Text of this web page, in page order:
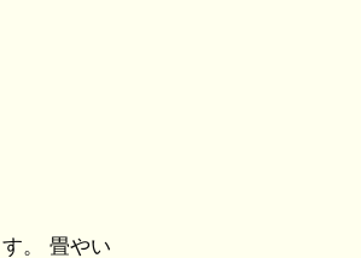
。 畳やい